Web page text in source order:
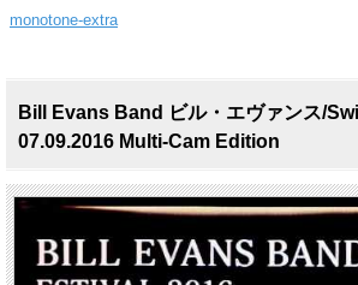
monotone-extra
Bill Evans Band ビル・エヴァンス/
07.09.2016 Multi-Cam Edition